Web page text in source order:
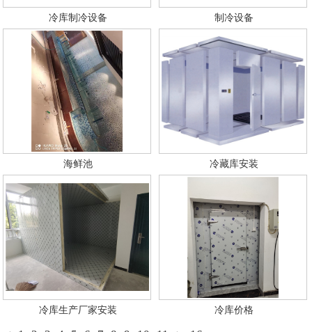
冷库制冷设备 制冷设备
海鲜池 冷藏库安装
冷库生产厂家安装 冷库价格